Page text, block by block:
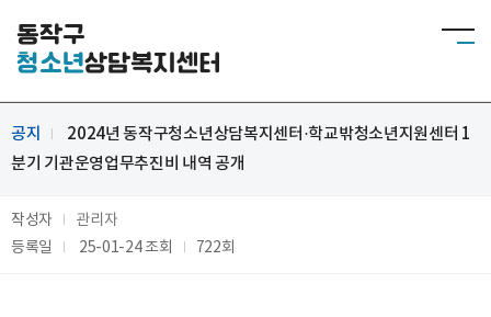
동작구
청소년상담복지센터
공지
2024년 동작구청소년상담복지센터·학교밖청소년지원센터 1
분기 기관운영업무추진비 내역 공개
작성자
관리자
등록일
25-01-24조회 722회